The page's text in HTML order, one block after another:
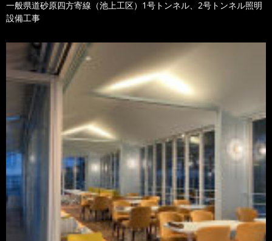
一般県道砂原四方寄線（池上工区）1号トンネル、2号トンネル照明
設備工事